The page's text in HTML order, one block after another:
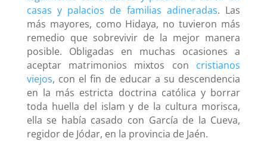
casas y palacios de familias adineradas. Las
más mayores, como Hidaya, no tuvieron más
remedio que sobrevivir de la mejor manera
posible. Obligadas en muchas ocasiones a
aceptar matrimonios mixtos con cristianos
viejos, con el fin de educar a su descendencia
en la más estricta doctrina católica y borrar
toda huella del islam y de la cultura morisca,
ella se había casado con García de la Cueva,
regidor de Jódar, en la provincia de Jaén.